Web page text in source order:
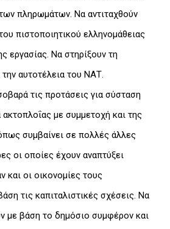
πληρωμάτων. Να αντιταχθούν
πιστοποιητικού ελληνομάθειας
εργασίας. Να στηρίξουν τη
αυτοτέλεια του ΝΑΤ.
τις προτάσεις για σύσταση
με συμμετοχή και της
συμβαίνει σε πολλές άλλες
οι οποίες έχουν αναπτύξει
και οι οικονομίες τους
τις καπιταλιστικές σχέσεις. Να
με βάση το δημόσιο συμφέρον και